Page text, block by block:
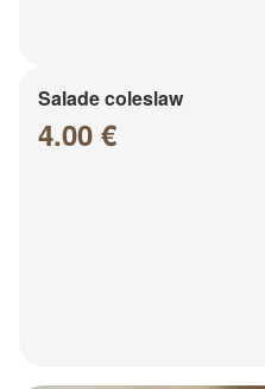
Salade coleslaw
4.00 €